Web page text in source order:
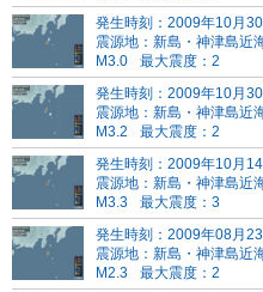
発生時刻：2009年10月
震源地：新島・神津島近
M3.0
最大震度：2
発生時刻：2009年10月
震源地：新島・神津島近
M3.2
最大震度：2
発生時刻：2009年10月
震源地：新島・神津島近
M3.3
最大震度：3
発生時刻：2009年08月
震源地：新島・神津島近
M2.3
最大震度：2